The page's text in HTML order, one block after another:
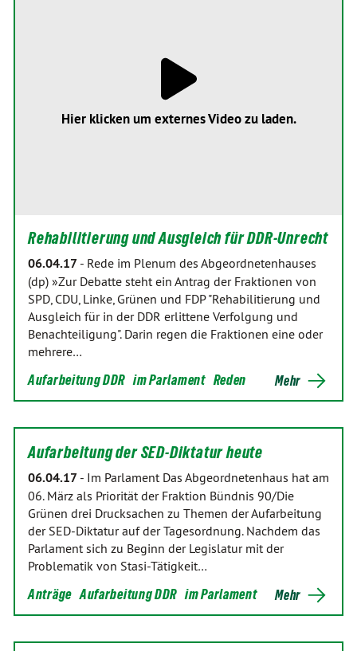
Rehabilitierung und Ausgleich für DDR-Unrecht
06.04.17 - Rede im Plenum des Abgeordnetenhauses
(dp) »Zur Debatte steht ein Antrag der Fraktionen von
SPD, CDU, Linke, Grünen und FDP "Rehabilitierung und
Ausgleich für in der DDR erlittene Verfolgung und
Benachteiligung". Darin regen die Fraktionen eine oder
mehrere…
Aufarbeitung DDR im Parlament Reden Mehr
Hier klicken um externes Video zu laden.
Aufarbeitung der SED-Diktatur heute
06.04.17 - Im Parlament Das Abgeordnetenhaus hat am
06. März als Priorität der Fraktion Bündnis 90/Die
Grünen drei Drucksachen zu Themen der Aufarbeitung
der SED-Diktatur auf der Tagesordnung. Nachdem das
Parlament sich zu Beginn der Legislatur mit der
Problematik von Stasi-Tätigkeit…
Anträge Aufarbeitung DDR im Parlament Mehr